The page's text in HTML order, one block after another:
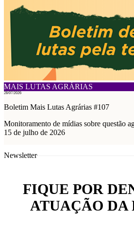
MAIS LUTAS AGRÁRIAS
28/07/2026
Boletim Mais Lutas Agrárias #107
Monitoramento de mídias sobre questão
15 de julho de 2026
Newsletter
FIQUE POR
ATUAÇÃO DA